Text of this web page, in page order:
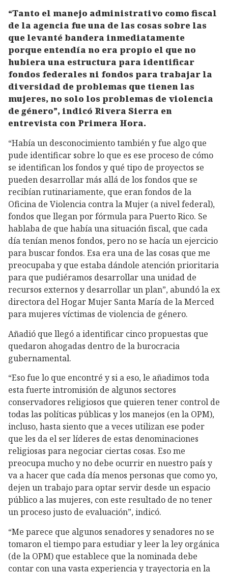
“Tanto el manejo administrativo como fiscal
de la agencia fue una de las cosas sobre las
que levanté bandera inmediatamente
porque entendía no era propio el que no
hubiera una estructura para identificar
fondos federales ni fondos para trabajar la
diversidad de problemas que tienen las
mujeres, no solo los problemas de violencia
de género”, indicó Rivera Sierra en
entrevista con Primera Hora.
“Había un desconocimiento también y fue algo que
pude identificar sobre lo que es ese proceso de cómo
se identifican los fondos y qué tipo de proyectos se
pueden desarrollar más allá de los fondos que se
recibían rutinariamente, que eran fondos de la
Oficina de Violencia contra la Mujer (a nivel federal),
fondos que llegan por fórmula para Puerto Rico. Se
hablaba de que había una situación fiscal, que cada
día tenían menos fondos, pero no se hacía un ejercicio
para buscar fondos. Esa era una de las cosas que me
preocupaba y que estaba dándole atención prioritaria
para que pudiéramos desarrollar una unidad de
recursos externos y desarrollar un plan”, abundó la ex
directora del Hogar Mujer Santa María de la Merced
para mujeres víctimas de violencia de género.
Añadió que llegó a identificar cinco propuestas que
quedaron ahogadas dentro de la burocracia
gubernamental.
“Eso fue lo que encontré y si a eso, le añadimos toda
esta fuerte intromisión de algunos sectores
conservadores religiosos que quieren tener control de
todas las políticas públicas y los manejos (en la OPM),
incluso, hasta siento que a veces utilizan ese poder
que les da el ser líderes de estas denominaciones
religiosas para negociar ciertas cosas. Eso me
preocupa mucho y no debe ocurrir en nuestro país y
va a hacer que cada día menos personas que como yo,
dejen un trabajo para optar servir desde un espacio
público a las mujeres, con este resultado de no tener
un proceso justo de evaluación”, indicó.
“Me parece que algunos senadores y senadores no se
tomaron el tiempo para estudiar y leer la ley orgánica
(de la OPM) que establece que la nominada debe
contar con una vasta experiencia y trayectoria en la